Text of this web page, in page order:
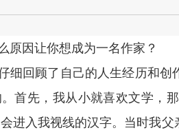
原因让你想成为一名作家？
细回顾了自己的人生经历和
首先，我从小就喜欢文学，
进入我视线的汉字。当时我